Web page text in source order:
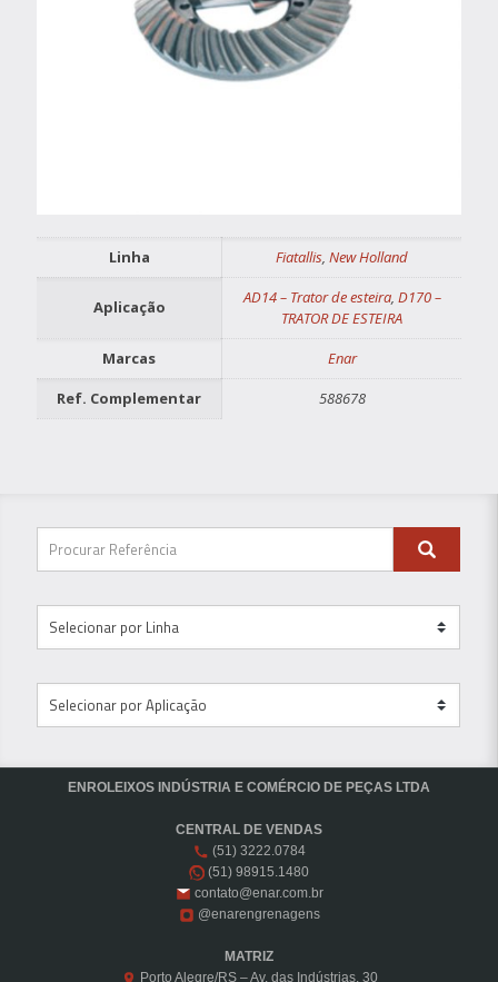
Linha Fiatallis, New Holland
Aplicação AD14 – Trator de esteira, D170 –
TRATOR DE ESTEIRA
Marcas
Enar
Ref. Complementar
588678
ENROLEIXOS INDÚSTRIA E COMÉRCIO DE PEÇAS LTDA
CENTRAL DE VENDAS
(51) 3222.0784
(51) 98915.1480
contato@enar.com.br
@enarengrenagens
MATRIZ
Porto Alegre/RS – Av. das Indústrias, 30